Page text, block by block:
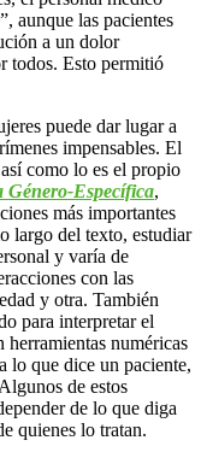
aunque las pacientes
a un dolor
todos. Esto permitió
puede dar lugar a
impensables. El
como lo es el propio
Género-Específica,
más importantes
largo del texto, estudiar
y varía de
con las
y otra. También
para interpretar el
herramientas numéricas
lo que dice un paciente,
de estos
de lo que diga
quienes lo tratan.